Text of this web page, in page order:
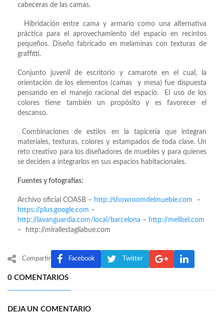
cabeceras de las camas.
Hibridación entre cama y armario como una alternativa
práctica para el aprovechamiento del espacio en recintos
pequeños. Diseño fabricado en melaminas con texturas de
graffitti.
Conjunto juvenil de escritorio y camarote en el cual, la
orientación de los elementos (camas y mesa) fue dispuesta
pensando en el manejo racional del espacio. El uso de los
colores tiene también un propósito y es favorecer el
descanso.
Combinaciones de estilos en la tapicería que integran
materiales, texturas, colores y estampados de toda clase. Un
reto creativo para los diseñadores de muebles y para quienes
se deciden a integrarlos en sus espacios habitacionales.
Fuentes y fotografías:
Archivo oficial COASB – http://showroomdelmueble.com –
https://plus.google.com –
http://lavanguardia.com/local/barcelona – http://melibel.com
– http://mirallestagliabue.com
Compartir Facebook Twitter
0 COMENTARIOS
DEJA UN COMENTARIO